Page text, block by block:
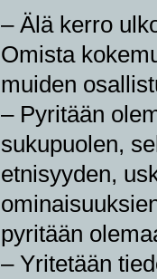
– Älä kerro
Omista
muiden
– Pyritään
sukupuolen,
etnisyyden,
pyritään
– Yritetään